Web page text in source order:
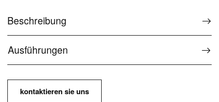
Kontakt und Informationen
Presse
Beschreibung
Ausführungen
kontaktieren sie uns